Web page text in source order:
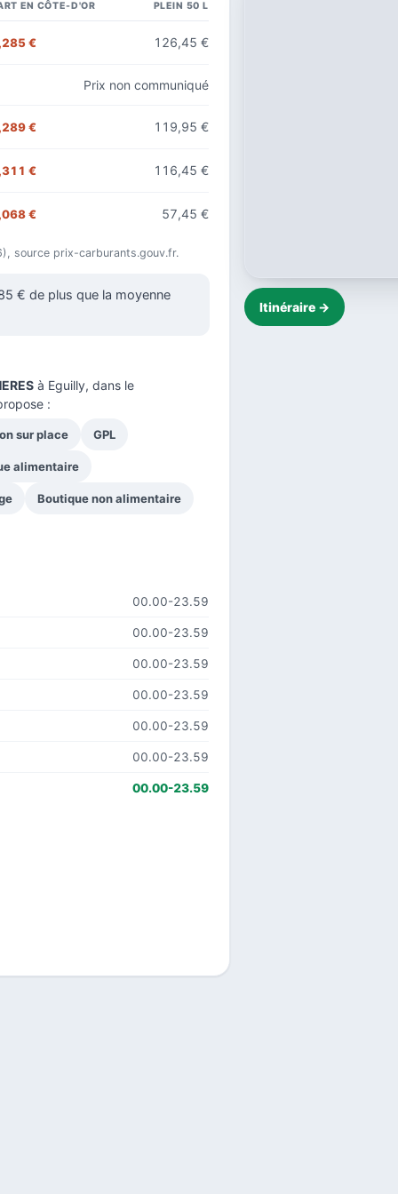
EN CÔTE-D'OR PLEIN 50 L
€ 126,45 €
Prix non communiqué
€ 119,95 €
€ 116,45 €
€ 57,45 €
source prix-carburants.gouv.fr.
€ de plus que la moyenne
à Eguilly, dans le
:
sur place GPL
alimentaire
Boutique non alimentaire
00.00-23.59
00.00-23.59
00.00-23.59
00.00-23.59
00.00-23.59
00.00-23.59
00.00-23.59
Itinéraire →